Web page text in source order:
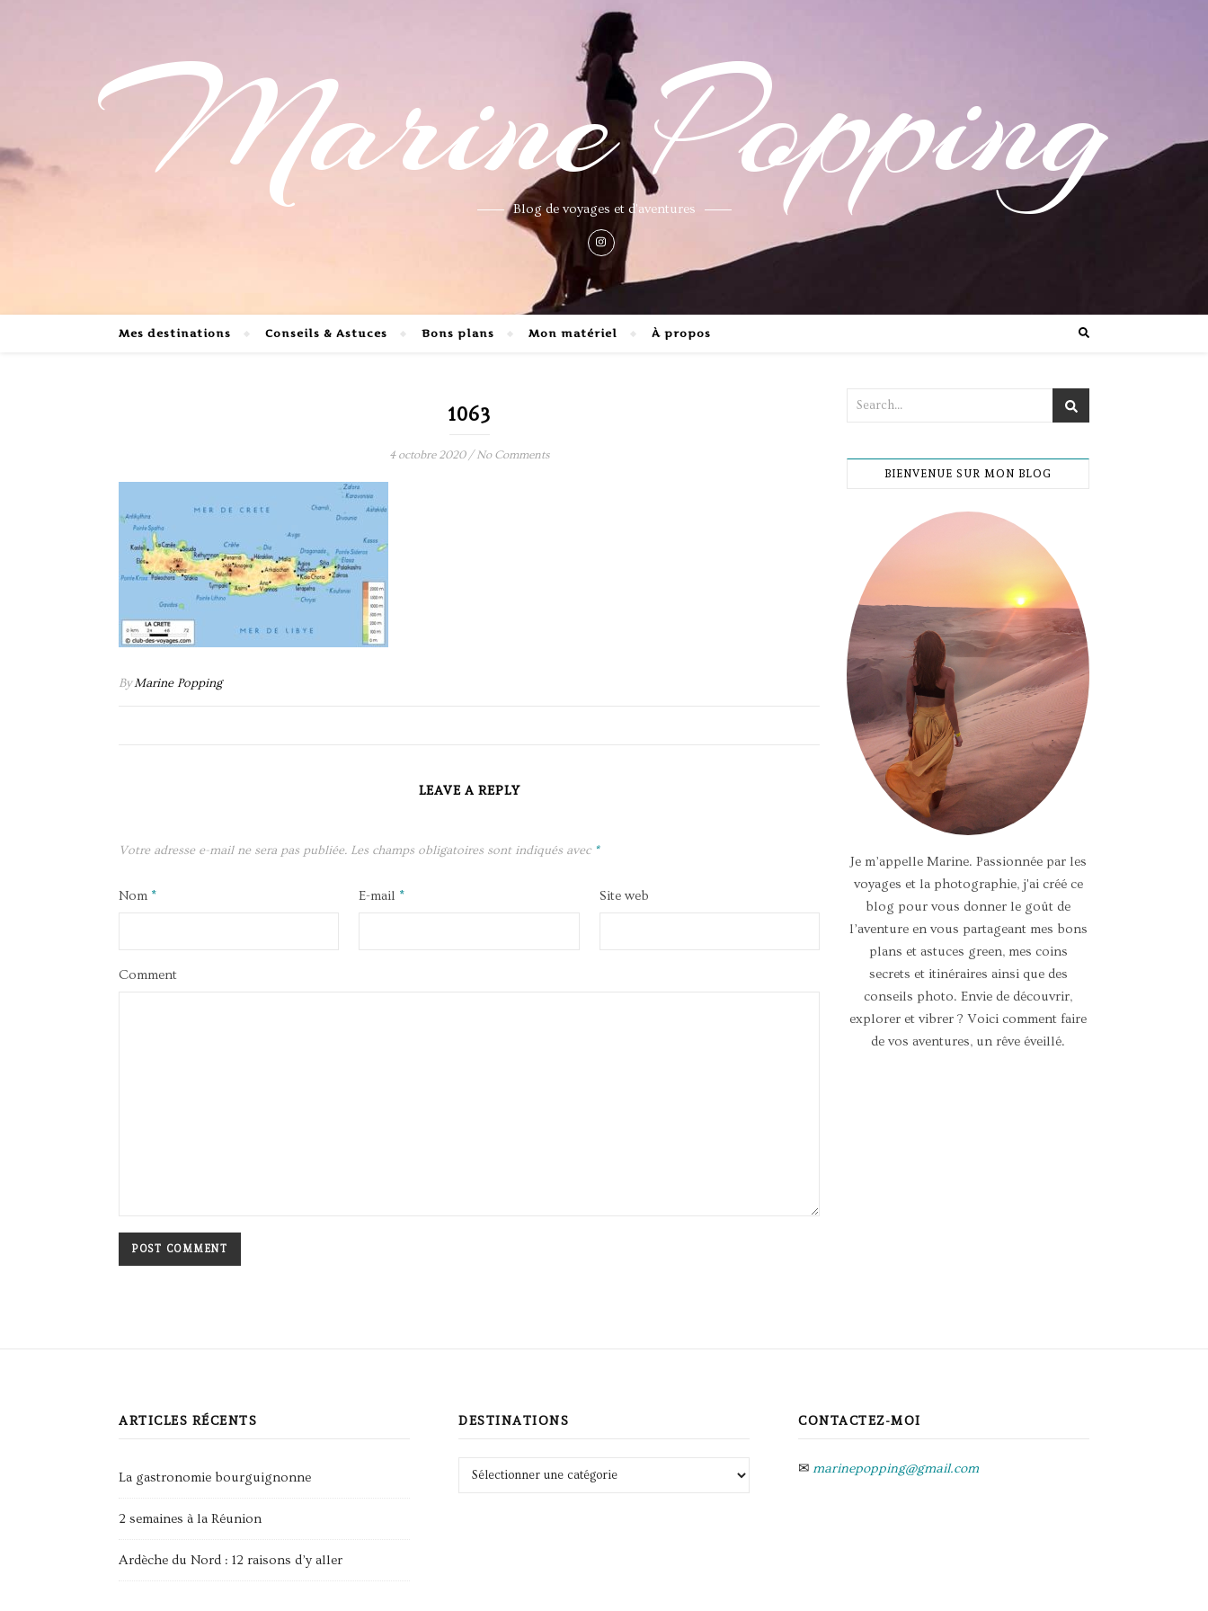
Marine Popping
Blog de voyages et d'aventures
Mes destinations Conseils & Astuces Bons plans Mon matériel À propos
1063
4 octobre 2020 / No Comments
ByMarine Popping
LEAVE A REPLY
Votre adresse e-mail ne sera pas publiée. Les champs obligatoires sont indiqués avec *
Nom * E-mail * Site web
Comment
BIENVENUE SUR MON BLOG
Je m’appelle Marine. Passionnée par les
voyages et la photographie, j'ai créé ce
blog pour vous donner le goût de
l’aventure en vous partageant mes bons
plans et astuces green, mes coins
secrets et itinéraires ainsi que des
conseils photo. Envie de découvrir,
explorer et vibrer ? Voici comment faire
de vos aventures, un rêve éveillé.
ARTICLES RÉCENTS
La gastronomie bourguignonne
2 semaines à la Réunion
Ardèche du Nord : 12 raisons d’y aller
DESTINATIONS
Destinations
CONTACTEZ-MOI
✉ marinepopping@gmail.com